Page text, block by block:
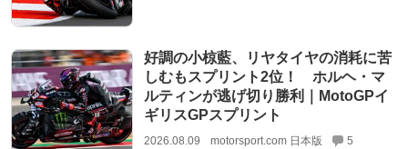
好調の小椋藍、リヤタイヤの消耗に苦
しむもスプリント2位！ ホルヘ・マ
ルティンが逃げ切り勝利｜MotoGPイ
ギリスGPスプリント
2026.08.09 motorsport.com 日本版 5